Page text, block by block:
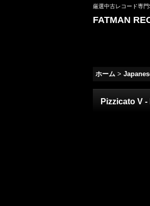
厳選中古レコード専門
FATMAN
ホーム >
Pizzicato V